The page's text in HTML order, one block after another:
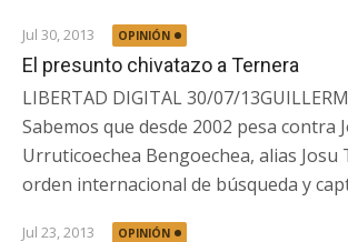
Jul 30, 2013 OPINIÓN
El presunto chivatazo a Ternera
LIBERTAD DIGITAL 30/07/
Sabemos que desde 2002 pesa contra
Urruticoechea Bengoechea, alias Josu
orden internacional de búsqueda y
Jul 23, 2013 OPINIÓN